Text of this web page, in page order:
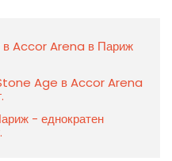
Accor Arena в Париж
Age в Accor Arena
- еднократен